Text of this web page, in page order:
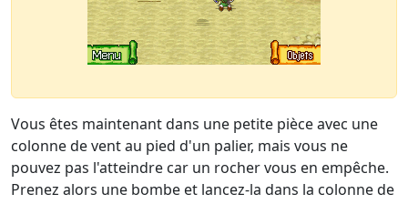
Vous êtes maintenant dans une petite pièce avec une
colonne de vent au pied d'un palier, mais vous ne
pouvez pas l'atteindre car un rocher vous en empêche.
Prenez alors une bombe et lancez-la dans la colonne de